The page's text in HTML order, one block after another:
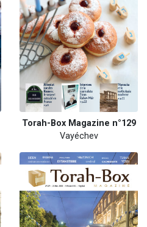
Torah-Box Magazine n°129
Vayéchev